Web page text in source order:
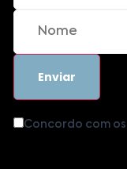
Concordo com